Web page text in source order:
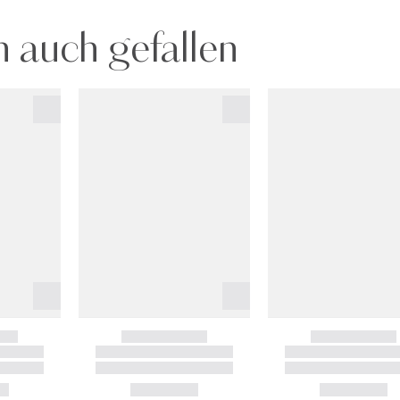
gefallen